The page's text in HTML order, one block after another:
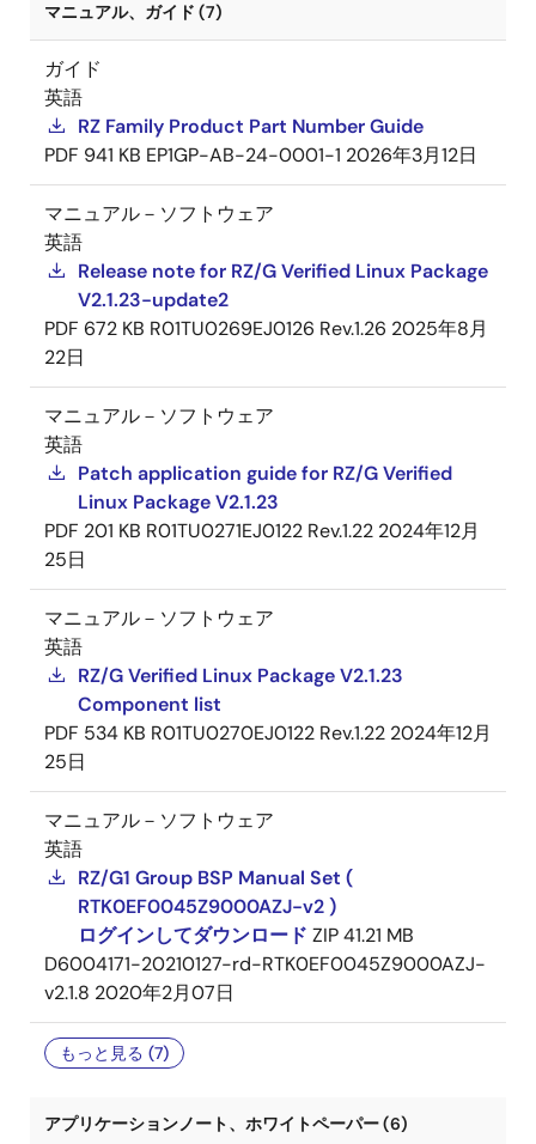
マニュアル、ガイド (7)
ガイド
英語
RZ Family Product Part Number Guide
PDF 941 KB EP1GP-AB-24-0001-1 2026年3月12日
マニュアル－ソフトウェア
英語
Release note for RZ/G Verified Linux Package
V2.1.23-update2
PDF 672 KB R01TU0269EJ0126 Rev.1.26 2025年8月
22日
マニュアル－ソフトウェア
英語
Patch application guide for RZ/G Verified
Linux Package V2.1.23
PDF 201 KB R01TU0271EJ0122 Rev.1.22 2024年12月
25日
マニュアル－ソフトウェア
英語
RZ/G Verified Linux Package V2.1.23
Component list
PDF 534 KB R01TU0270EJ0122 Rev.1.22 2024年12月
25日
マニュアル－ソフトウェア
英語
RZ/G1 Group BSP Manual Set (
RTK0EF0045Z9000AZJ-v2 )
ログインしてダウンロード ZIP41.21 MB
D6004171-20210127-rd-RTK0EF0045Z9000AZJ-
v2.1.8 2020年2月07日
もっと見る (7)
アプリケーションノート、ホワイトペーパー (6)